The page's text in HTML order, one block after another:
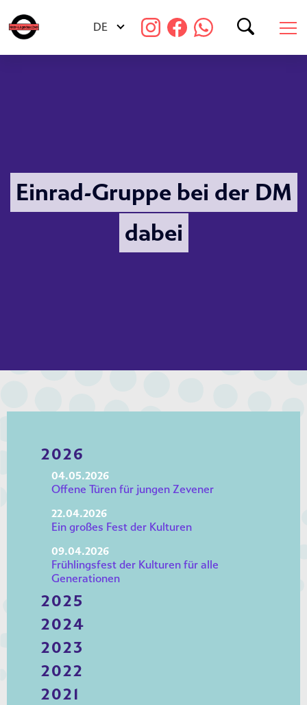
Freie Stellen
Galerien
Presse
Spenden
DE
Suchen
Einrad-Gruppe bei der DM
dabei
2026
04.05.2026
Offene Türen für jungen Zevener
22.04.2026
Ein großes Fest der Kulturen
09.04.2026
Frühlingsfest der Kulturen für alle
Generationen
2025
2024
2023
2022
2021